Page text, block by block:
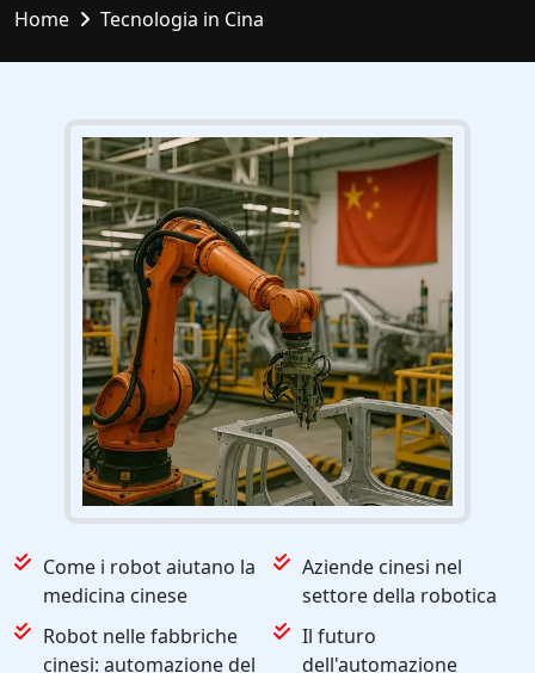
Home Tecnologia in Cina
Come i robot aiutano la
medicina cinese
Aziende cinesi nel
settore della robotica
Robot nelle fabbriche
cinesi: automazione del
Il futuro
dell'automazione